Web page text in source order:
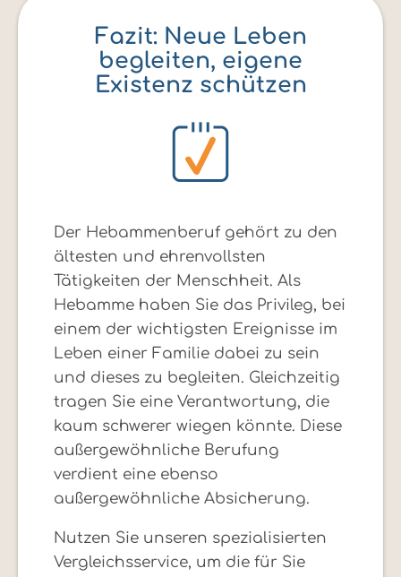
Fazit: Neue Leben
begleiten, eigene
Existenz schützen
Der Hebammenberuf gehört zu den
ältesten und ehrenvollsten
Tätigkeiten der Menschheit. Als
Hebamme haben Sie das Privileg, bei
einem der wichtigsten Ereignisse im
Leben einer Familie dabei zu sein
und dieses zu begleiten. Gleichzeitig
tragen Sie eine Verantwortung, die
kaum schwerer wiegen könnte. Diese
außergewöhnliche Berufung
verdient eine ebenso
außergewöhnliche Absicherung.
Nutzen Sie unseren spezialisierten
Vergleichsservice, um die für Sie